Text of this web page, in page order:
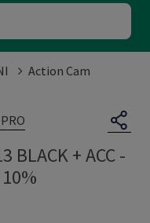
Action Cam
BLACK + ACC-
10%